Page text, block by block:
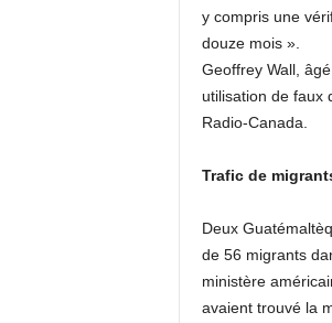
y compris une
douze mois ».
Geoffrey Wall,
utilisation de faux
Radio-Canada.
Trafic de
Deux
de 56 migrants
ministère
avaient trouvé la